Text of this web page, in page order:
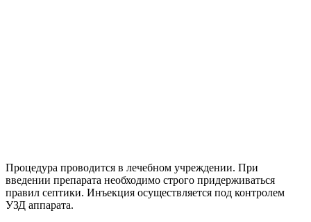
Процедура проводится в лечебном учреждении. При
введении препарата необходимо строго придерживаться
правил септики. Инъекция осуществляется под контролем
УЗД аппарата.